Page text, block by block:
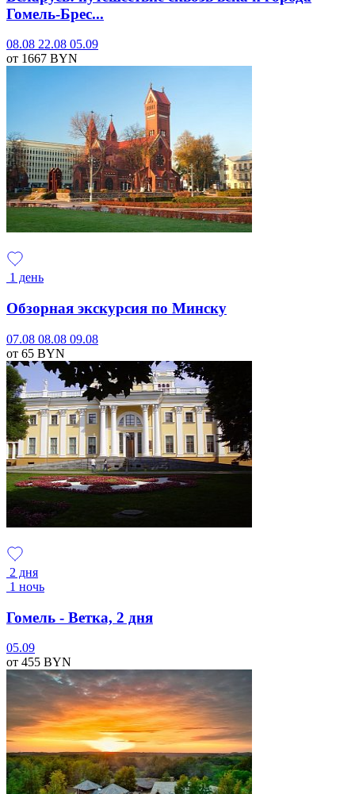
Гомель-Брес...
08.08 22.08 05.09
от 1667 BYN
1 день
Обзорная экскурсия по Минску
07.08 08.08 09.08
от 65 BYN
2 дня
1 ночь
Гомель - Ветка, 2 дня
05.09
от 455 BYN